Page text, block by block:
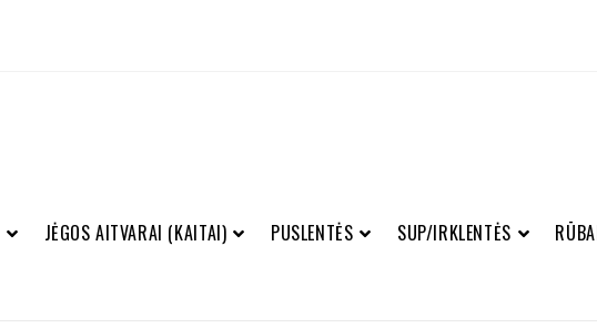
JĖGOS AITVARAI (KAITAI) PUSLENTĖS SUP/IRKLENTĖS